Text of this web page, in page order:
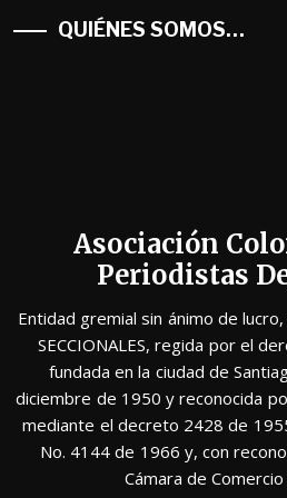
QUIÉNES SOMOS…
Asociación
Periodistas
Entidad gremial sin ánimo de
SECCIONALES, regida por el
fundada en la ciudad de
diciembre de 1950 y reconocida
mediante el decreto 2428 de
No. 4144 de 1966 y, con
Cámara de